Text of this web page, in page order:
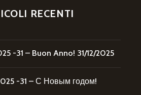
RECENTI
-31 – Buon Anno! 31/12/2025
-31 – С Новым годом!